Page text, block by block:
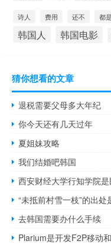
诗人 费用 还不 都是
韩国人 韩国电影
猜你想看的文章
退税需要父母多大年纪
你今天还有几天过年
夏姐妹攻略
我们结婚吧韩国
西安财经大学行知学院
“未抵前村雪一枝”的出处
去韩国需要办什么手续
Plarium是开发F2P移动